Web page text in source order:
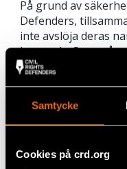
Samtycke
Cookies på crd.org
På grund av
Defenders,
inte avslöja deras
baserade. Som
Defenders
vinnarlaget i en
rättigheter. Det
Civil Rights
Om Innovation